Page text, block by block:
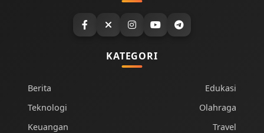
KATEGORI
Berita
Teknologi
Keuangan
Edukasi
Olahraga
Travel